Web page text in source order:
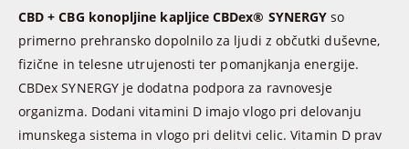
CBD + CBG konopljine kapljice CBDex® SYNERGY so
primerno prehransko dopolnilo za ljudi z občutki duševne,
fizične in telesne utrujenosti ter pomanjkanja energije.
CBDex SYNERGY je dodatna podpora za ravnovesje
organizma. Dodani vitamini D imajo vlogo pri delovanju
imunskega sistema in vlogo pri delitvi celic. Vitamin D prav